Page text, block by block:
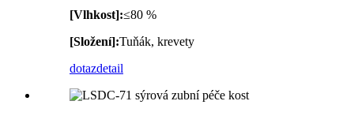
[Vlhkost]:≤80 %
[Složení]:Tuňák, krevety
dotazdetail